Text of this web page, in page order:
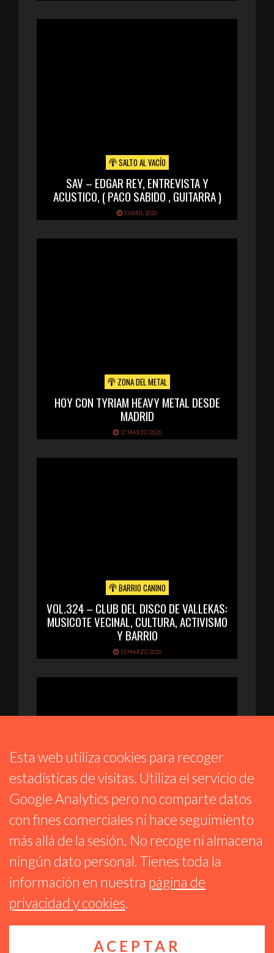
SALTO AL VACÍO
SAV – EDGAR REY, ENTREVISTA Y
ACUSTICO, ( PACO SABIDO , GUITARRA )
3 ABRIL 2026
ZONA DEL METAL
HOY CON TYRIAM HEAVY METAL DESDE
MADRID
17 MARZO 2026
BARRIO CANINO
VOL.324 – CLUB DEL DISCO DE VALLEKAS:
MUSICOTE VECINAL, CULTURA, ACTIVISMO
Y BARRIO
11 MARZO 2026
ESPACIO COMÚN 15M
HOY TRAEMOS EL TEATRO AL ESTUDIO,
PERO UN TEATRO HECHO Y DIRIGIDO POR
MUJERES. Y A SU ÚLTIMA OBRA «MALAS»
Algunos derechos reservados CC BY-NC-SA 4.0
Esta web utiliza cookies para recoger
estadísticas de visitas. Utiliza el servicio de
Google Analytics pero no comparte datos
con fines comerciales ni hace seguimiento
más allá de la sesión. No recoge ni almacena
ningún dato personal. Tienes toda la
información en nuestra página de
privacidad y cookies.
ACEPTAR